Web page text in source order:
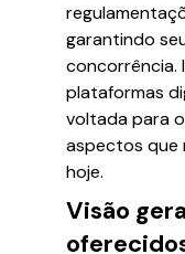
garantindo
concorrência.
plataformas
voltada para
aspectos que
hoje.
Visão